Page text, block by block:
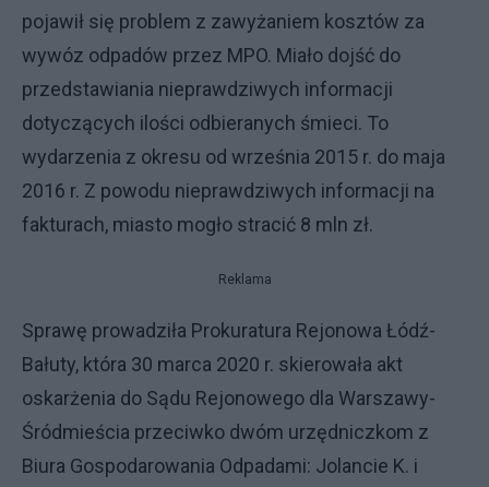
pojawił się problem z zawyżaniem kosztów za
wywóz odpadów przez MPO. Miało dojść do
przedstawiania nieprawdziwych informacji
dotyczących ilości odbieranych śmieci. To
wydarzenia z okresu od września 2015 r. do maja
2016 r. Z powodu nieprawdziwych informacji na
fakturach, miasto mogło stracić 8 mln zł.
Reklama
Sprawę prowadziła Prokuratura Rejonowa Łódź-
Bałuty, która 30 marca 2020 r. skierowała akt
oskarżenia do Sądu Rejonowego dla Warszawy-
Śródmieścia przeciwko dwóm urzędniczkom z
Biura Gospodarowania Odpadami: Jolancie K. i